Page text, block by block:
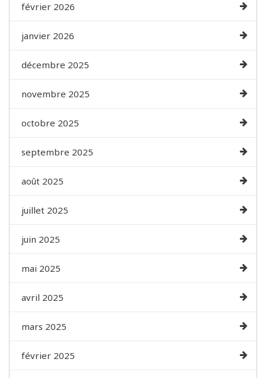
février 2026
janvier 2026
décembre 2025
novembre 2025
octobre 2025
septembre 2025
août 2025
juillet 2025
juin 2025
mai 2025
avril 2025
mars 2025
février 2025